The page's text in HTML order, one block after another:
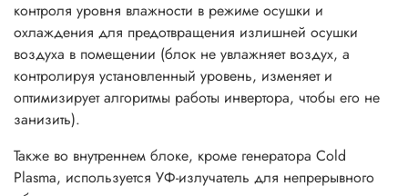
регулировки уровня громкости звукового сигнала
внутреннего блока, функции “I feel”, “X-fan”, “SE”, “+8°C”
и т.д.
Диапазон эксплуатации инверторных сплит систем Airy
при внешних температурах в режиме обогрева
-25°C/+30°C и -15°C/+50°C в режиме охлаждения. Класс
энергоэффективности для режима охлаждения/обогрева
– A+++/A++.
контроля уровня влажности в режиме осушки и
охлаждения для предотвращения излишней осушки
воздуха в помещении (блок не увлажняет воздух, а
контролируя установленный уровень, изменяет и
оптимизирует алгоритмы работы инвертора, чтобы его не
занизить).
Также во внутреннем блоке, кроме генератора Cold
Plasma, используется УФ-излучатель для непрерывного